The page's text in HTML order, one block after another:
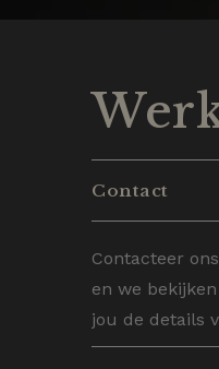
Contact
Contacteer
en we
jou de details